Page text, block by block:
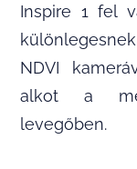
Inspire 1 fel
NDVI
alkot a
levegőben.